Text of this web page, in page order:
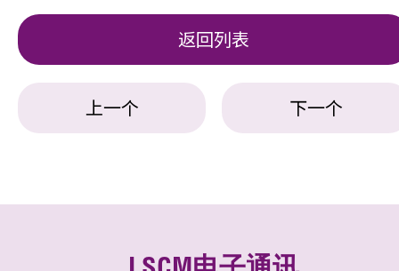
返回列表
上一个 下一个